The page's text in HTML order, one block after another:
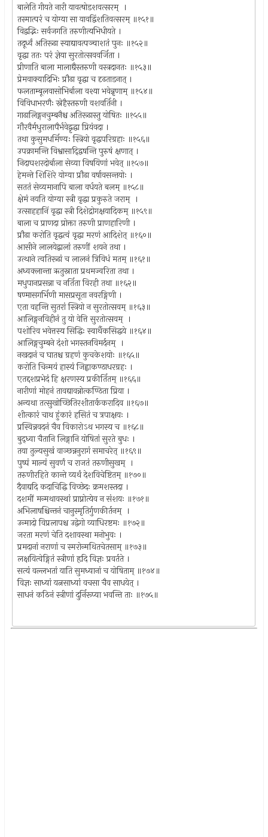
बालेति गीयते नारी यावत्षोडशवत्सरम् ।
तस्मात्परं च योग्या सा यावद्विंशतिवत्सरम् ॥१५१॥
विद्वद्भिः सर्वजगति तरुणीत्यभिधीयते ।
तदूर्ध्वं अतिरूढा स्याद्यावत्पञ्चाशतं पुनः ॥१५२॥
वृद्धा ततः परं ज्ञेया सुरतोत्सववर्जिता ।
प्रीणाति बाला मालाद्यैस्तरुणी वस्त्रदानतः ॥१५३॥
प्रेमवाक्यादिभिः प्रौढा वृद्धा च दृढताडनात् ।
फलताम्बूलवासोभिर्बाला वश्या भवेन्नृणाम् ॥१५४॥
विविधाभरणैः स्नेहैस्तरुणी वशवर्तिनी ।
गाढालिङ्गनचुम्बनैश्च अतिरूढास्तु योषितः ॥१५५॥
गौरवैर्मधुरालापैर्भवेद्वृद्धा प्रियंवदा ।
तथा कुसुमधर्मिण्यः स्त्रियो वृद्धपरिग्रहाः ॥१५६॥
उपक्रामन्ति विश्वासाद्द्विषन्ति पुरुषं क्षणात् ।
निदाघशरदोर्बाला सेव्या विषयिणां भवेत् ॥१५७॥
हेमन्ते शिशिरे योग्या प्रौढा वर्षावसन्तयोः ।
सततं सेव्यमानापि बाला वर्धयते बलम् ॥१५८॥
क्षेमं नयति योग्या स्त्री वृद्धा प्रकुरुते जराम् ।
उत्साहहानिं वृद्धा स्त्री दिशेद्रोगक्षयादिकम् ॥१५९॥
बाला च प्राणदा प्रोक्ता तरुणी प्राणहारिणी ।
प्रौढा करोति वृद्धत्वं वृद्धा मरणं आदिशेत् ॥१६०॥
आसीने लालयेद्बालां तरुणीं शयने तथा ।
उत्थाने त्वतिरूढां च लालनं त्रिविधं मतम् ॥१६१॥
अध्वक्लान्ता ऋतुस्नाता प्रथमज्वरिता तथा ।
मधुपानप्रसन्ना च नर्तिता विरही तथा ॥१६२॥
षण्मासगर्भिणी मासप्रसूता नवरङ्गिणी ।
एता वहन्ति सुतरां स्त्रियो न सुरतोत्सवम् ॥१६३॥
आलिङ्गनविहीनं तु यो वेत्ति सुरतोत्सवम् ।
पशोरिव भवेत्तस्य सिद्धिः स्वार्थैकसिद्धये ॥१६४॥
आलिङ्गचुम्बने दंशो भगस्तनविमर्दनम् ।
नखदानं च घातश्च ग्रहणं कुचकेशयोः ॥१६५॥
करोति चिन्मयं हास्यं जिह्वाकण्ठाधरग्रहः ।
एतद्दशप्रभेदं हि क्षरणस्य प्रकीर्तितम् ॥१६६॥
नारीणां मोहनं तावद्यावन्नोत्कण्ठिता प्रिया ।
अन्यथा तत्सुखोच्छितिरशीतार्ककरादिव ॥१६७॥
शीत्कारं चाथ हुंकारं हसितं च त्रपाक्षयः ।
प्रस्विन्नवदनं चैव विकारोऽथ भगस्य च ॥१६८॥
बुद्ध्वा चैतानि लिङ्गानि योषितां सुरते बुधः ।
तया तुल्यसुखं वाञ्छन्ननुरागं समाचरेत् ॥१६९॥
पुष्पं माल्यं सुवर्णं च राजतं तरुणीसुखम् ।
तरुणीरहिते कान्ते व्यर्थं देशविचेष्टितम् ॥१७०॥
दैवाद्यदि कदाचिद्धि विच्छेदः क्रमशस्तदा ।
दशमीं मन्मथावस्थां प्राप्नोत्येव न संशयः ॥१७१॥
अभिलाषश्चिन्तनं चानुस्मृतिर्गुणकीर्तनम् ।
उन्मादो विप्रलापश्च उद्वेगो व्याधिरष्टमः ॥१७२॥
जरता मरणं चेति दशावस्था मनोभुवः ।
प्रमदानां नराणां च स्मरोन्मथितचेतसाम् ॥१७३॥
लक्षयित्वेङ्गितं स्त्रीणां हृदि विज्ञः प्रवर्तते ।
सत्यं वल्लभतां याति सुमध्यानां च योषिताम् ॥१७४॥
विज्ञः साध्यां यत्नसाध्यां वचसा चैव साधयेत् ।
साधनं कठिनं स्त्रीणां दुर्निरूप्या भवन्ति ताः ॥१७५॥